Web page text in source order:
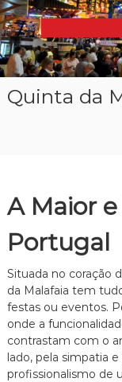
Skip
to
content
Malafaia
O
maior
arraial
minhoto
do
Quinta da
A Maior
Portugal
Situada no coração
da Malafaia tem
festas ou eventos.
onde a
contrastam com o
lado, pela simpatia
profissionalismo de